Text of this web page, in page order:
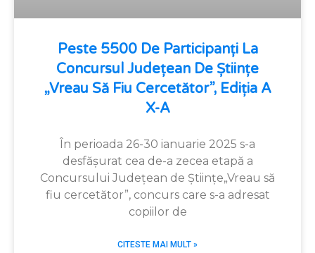
Peste 5500 De Participanți La
Concursul Județean De Științe
„Vreau Să Fiu Cercetător”, Ediția A
X-A
În perioada 26-30 ianuarie 2025 s-a
desfășurat cea de-a zecea etapă a
Concursului Județean de Științe„Vreau să
fiu cercetător”, concurs care s-a adresat
copiilor de
CITESTE MAI MULT »